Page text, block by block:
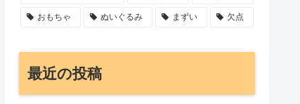
おもちゃ ぬいぐるみ まずい 欠点
最近の投稿